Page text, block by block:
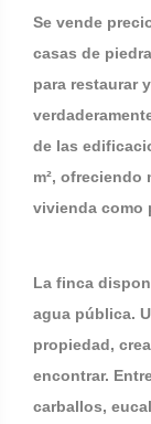
Se vende
casas de
para restaurar
de las
m²,
vivienda como
La finca
agua pública.
propiedad,
encontrar.
carballos,